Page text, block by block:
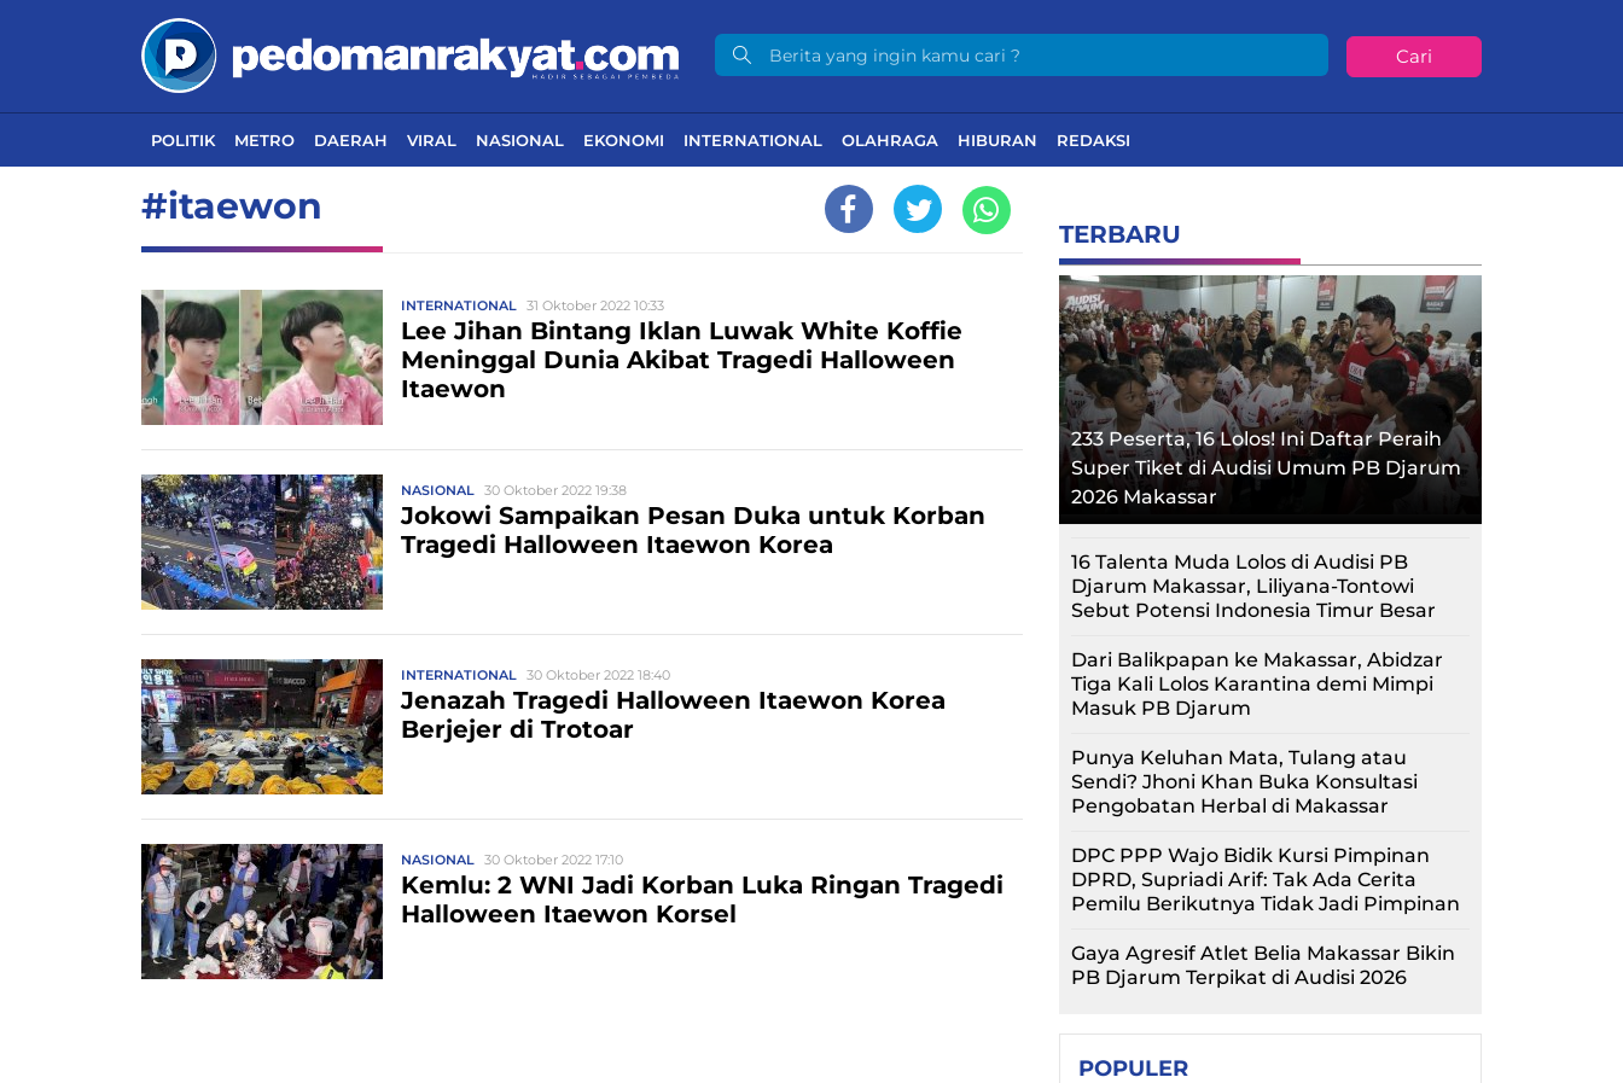
Cari
POLITIK METRO DAERAH VIRAL NASIONAL EKONOMI INTERNATIONAL OLAHRAGA HIBURAN REDAKSI
#itaewon
INTERNATIONAL 31 Oktober 2022 10:33
Lee Jihan Bintang Iklan Luwak White Koffie
Meninggal Dunia Akibat Tragedi Halloween
Itaewon
NASIONAL 30 Oktober 2022 19:38
Jokowi Sampaikan Pesan Duka untuk Korban
Tragedi Halloween Itaewon Korea
INTERNATIONAL 30 Oktober 2022 18:40
Jenazah Tragedi Halloween Itaewon Korea
Berjejer di Trotoar
NASIONAL 30 Oktober 2022 17:10
Kemlu: 2 WNI Jadi Korban Luka Ringan Tragedi
Halloween Itaewon Korsel
TERBARU
233 Peserta, 16 Lolos! Ini Daftar Peraih
Super Tiket di Audisi Umum PB Djarum
2026 Makassar
16 Talenta Muda Lolos di Audisi PB
Djarum Makassar, Liliyana-Tontowi
Sebut Potensi Indonesia Timur Besar
Dari Balikpapan ke Makassar, Abidzar
Tiga Kali Lolos Karantina demi Mimpi
Masuk PB Djarum
Punya Keluhan Mata, Tulang atau
Sendi? Jhoni Khan Buka Konsultasi
Pengobatan Herbal di Makassar
DPC PPP Wajo Bidik Kursi Pimpinan
DPRD, Supriadi Arif: Tak Ada Cerita
Pemilu Berikutnya Tidak Jadi Pimpinan
Gaya Agresif Atlet Belia Makassar Bikin
PB Djarum Terpikat di Audisi 2026
POPULER